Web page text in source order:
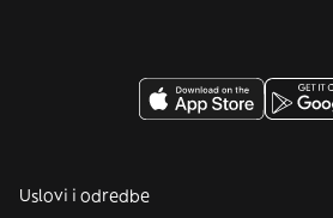
Uslovi i odredbe